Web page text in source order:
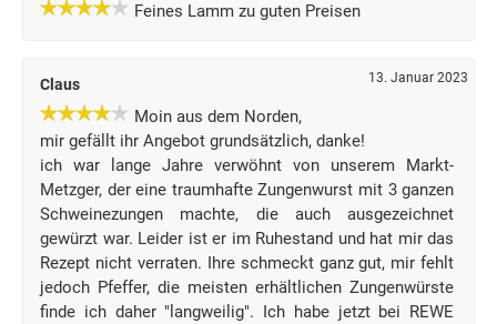
Feines Lamm zu guten Preisen
Claus 13. Januar 2023
Moin aus dem Norden,
mir gefällt ihr Angebot grundsätzlich, danke!
ich war lange Jahre verwöhnt von unserem Markt-
Metzger, der eine traumhafte Zungenwurst mit 3 ganzen
Schweinezungen machte, die auch ausgezeichnet
gewürzt war. Leider ist er im Ruhestand und hat mir das
Rezept nicht verraten. Ihre schmeckt ganz gut, mir fehlt
jedoch Pfeffer, die meisten erhältlichen Zungenwürste
finde ich daher "langweilig". Ich habe jetzt bei REWE